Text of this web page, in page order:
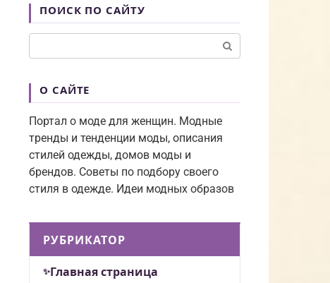
ПОИСК ПО САЙТУ
О САЙТЕ
Портал о моде для женщин. Модные
тренды и тенденции моды, описания
стилей одежды, домов моды и
брендов. Советы по подбору своего
стиля в одежде. Идеи модных образов
РУБРИКАТОР
Главная страница